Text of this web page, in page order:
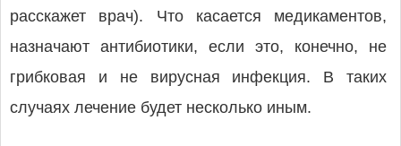
расскажет врач). Что касается медикаментов,
назначают антибиотики, если это, конечно, не
грибковая и не вирусная инфекция. В таких
случаях лечение будет несколько иным.